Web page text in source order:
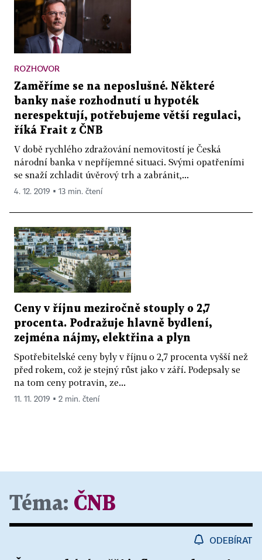
ROZHOVOR
Zaměříme se na neposlušné. Některé
banky naše rozhodnutí u hypoték
nerespektují, potřebujeme větší regulaci,
říká Frait z ČNB
V době rychlého zdražování nemovitostí je Česká
národní banka v nepříjemné situaci. Svými opatřeními
se snaží zchladit úvěrový trh a zabránit,...
4. 12. 2019 ▪ 13 min. čtení
Ceny v říjnu meziročně stouply o 2,7
procenta. Podražuje hlavně bydlení,
zejména nájmy, elektřina a plyn
Spotřebitelské ceny byly v říjnu o 2,7 procenta vyšší než
před rokem, což je stejný růst jako v září. Podepsaly se
na tom ceny potravin, ze...
11. 11. 2019 ▪ 2 min. čtení
Téma: ČNB
ODEBÍRAT